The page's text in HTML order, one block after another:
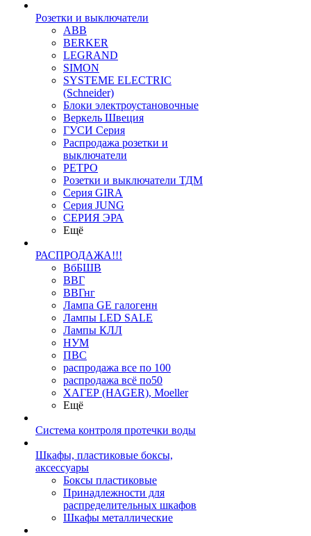
Розетки и выключатели
ABB
BERKER
LEGRAND
SIMON
SYSTEME ELECTRIC
(Schneider)
Блоки электроустановочные
Веркель Швеция
ГУСИ Серия
Распродажа розетки и
выключатели
РЕТРО
Розетки и выключатели ТДМ
Серия GIRA
Серия JUNG
СЕРИЯ ЭРА
Ещё
РАСПРОДАЖА!!!
ВбБШВ
ВВГ
ВВГнг
Лампа GE галогенн
Лампы LED SALE
Лампы КЛЛ
НУМ
ПВС
распродажа все по 100
распродажа всё по50
ХАГЕР (HAGER), Moeller
Ещё
Система контроля протечки воды
Шкафы, пластиковые боксы,
аксессуары
Боксы пластиковые
Принадлежности для
распределительных шкафов
Шкафы металлические